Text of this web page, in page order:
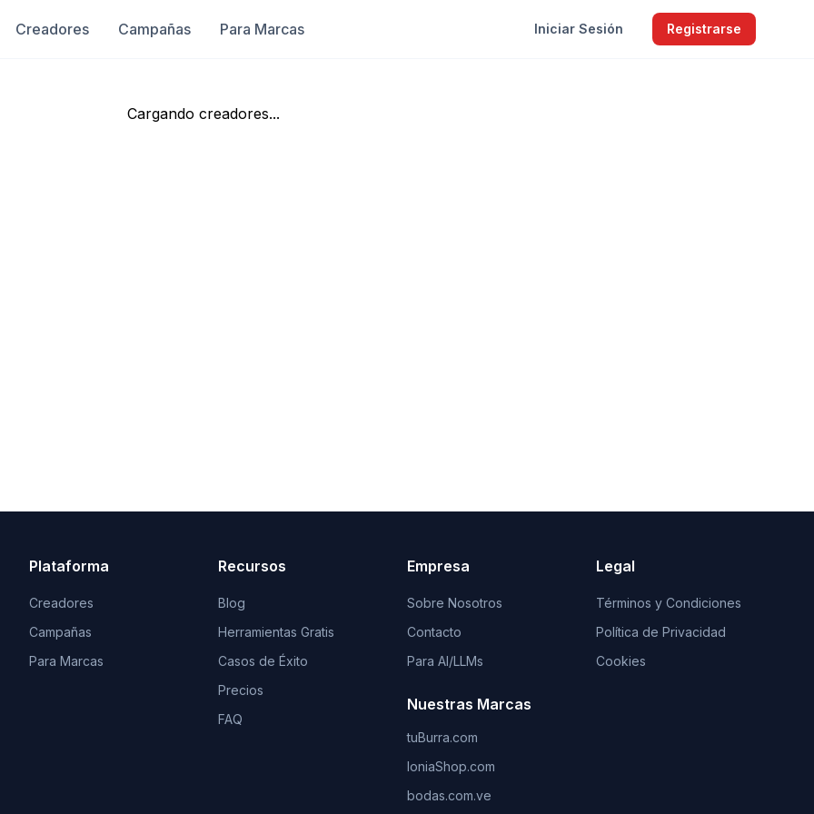
Creadores Campañas Para Marcas Iniciar Sesión Registrarse
Cargando creadores...
Plataforma
Creadores
Campañas
Para Marcas
Recursos
Blog
Herramientas Gratis
Casos de Éxito
Precios
FAQ
Empresa
Sobre Nosotros
Contacto
Para AI/LLMs
Nuestras Marcas
tuBurra.com
IoniaShop.com
bodas.com.ve
Legal
Términos y Condiciones
Política de Privacidad
Cookies